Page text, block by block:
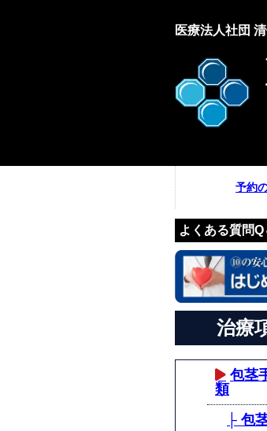
医療法人社団
予約
よくある質問
治療
包茎
類
├ 包